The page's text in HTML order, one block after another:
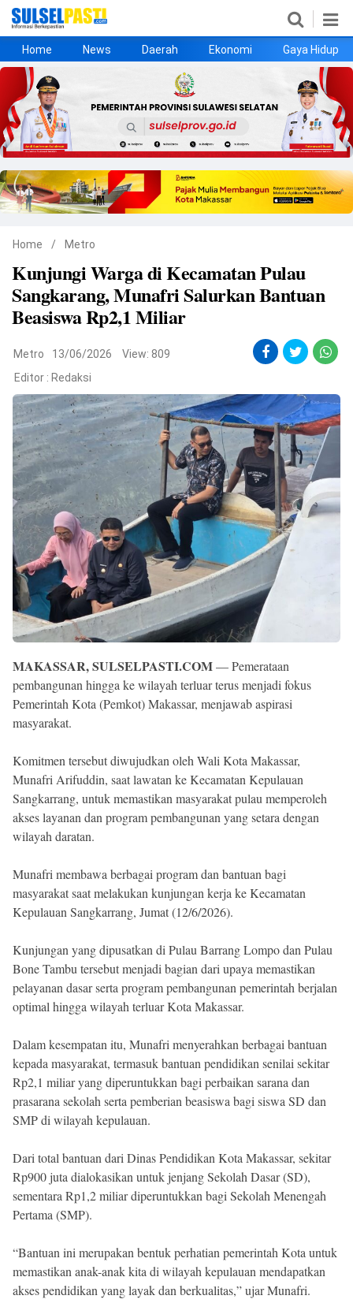
Home
News
Daerah
Ekonomi
Gaya Hidup
Kesehatan
Metro
Nasional
Hukrim
Olahraga
Politik
UMKM
Opini
©
Copyright
2026
Sulselpasti.com
.
Reserved
Home News Daerah Ekonomi Gaya Hidup
Home / Metro
Kunjungi Warga di Kecamatan Pulau
Sangkarang, Munafri Salurkan Bantuan
Beasiswa Rp2,1 Miliar
Metro 13/06/2026
View: 809
Editor : Redaksi
MAKASSAR, SULSELPASTI.COM— Pemerataan
pembangunan hingga ke wilayah terluar terus menjadi fokus
Pemerintah Kota (Pemkot) Makassar, menjawab aspirasi
masyarakat.
Komitmen tersebut diwujudkan oleh Wali Kota Makassar,
Munafri Arifuddin, saat lawatan ke Kecamatan Kepulauan
Sangkarrang, untuk memastikan masyarakat pulau memperoleh
akses layanan dan program pembangunan yang setara dengan
wilayah daratan.
Munafri membawa berbagai program dan bantuan bagi
masyarakat saat melakukan kunjungan kerja ke Kecamatan
Kepulauan Sangkarrang, Jumat (12/6/2026).
Kunjungan yang dipusatkan di Pulau Barrang Lompo dan Pulau
Bone Tambu tersebut menjadi bagian dari upaya memastikan
pelayanan dasar serta program pembangunan pemerintah berjalan
optimal hingga wilayah terluar Kota Makassar.
Dalam kesempatan itu, Munafri menyerahkan berbagai bantuan
kepada masyarakat, termasuk bantuan pendidikan senilai sekitar
Rp2,1 miliar yang diperuntukkan bagi perbaikan sarana dan
prasarana sekolah serta pemberian beasiswa bagi siswa SD dan
SMP di wilayah kepulauan.
Dari total bantuan dari Dinas Pendidikan Kota Makassar, sekitar
Rp900 juta dialokasikan untuk jenjang Sekolah Dasar (SD),
sementara Rp1,2 miliar diperuntukkan bagi Sekolah Menengah
Pertama (SMP).
“Bantuan ini merupakan bentuk perhatian pemerintah Kota untuk
memastikan anak-anak kita di wilayah kepulauan mendapatkan
akses pendidikan yang layak dan berkualitas,” ujar Munafri.